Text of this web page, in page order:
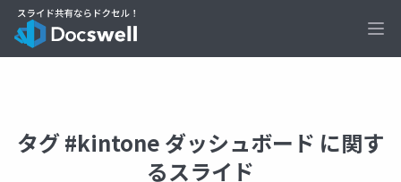
タグ #kintone ダッシュボード に関す
るスライド